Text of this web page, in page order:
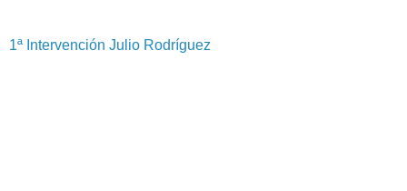
1ª Intervención Julio Rodríguez